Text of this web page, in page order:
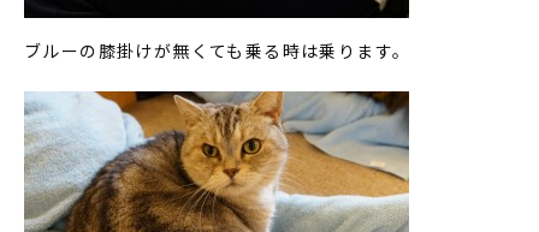
ブルーの膝掛けが無くても乗る時は乗ります。